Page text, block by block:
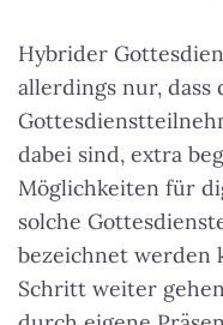
Hybrider
allerdings nur, dass
dabei sind, extra
Möglichkeiten für
solche
bezeichnet werden
Schritt weiter